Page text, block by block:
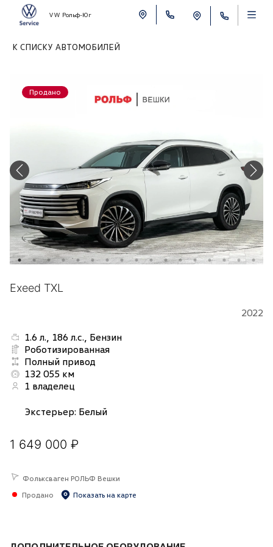
VW Рольф-Юг
К СПИСКУ АВТОМОБИЛЕЙ
Продано
Exeed TXL
2022
1.6 л., 186 л.с., Бензин
Роботизированная
Полный привод
132 055 км
1 владелец
Экстерьер: Белый
1 649 000 ₽
Фольксваген РОЛЬФ Вешки
Продано
Показать на карте